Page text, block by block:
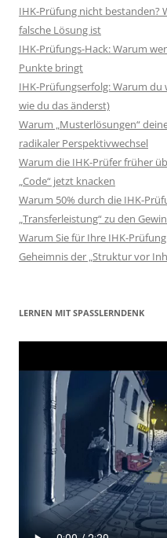
IHK-Prüfung nicht bestanden?
falsche Lösung ist
IHK-Prüfungs-Hack: Warum
Punkte bringt
IHK-Prüfungserfolg: Warum
wie du das änderst)
Warum „Musterlösungen“
radikaler Perspektivwechsel
Warum die IHK-Prüfer früher
„Code“ jetzt knacken
Warum 50% durch die IHK-
„Transferleistung“ zu den
Warum Sie für Ihre IHK-
Geheimnis der „Struktur vor
LERNEN MIT SPASSLERNDENK